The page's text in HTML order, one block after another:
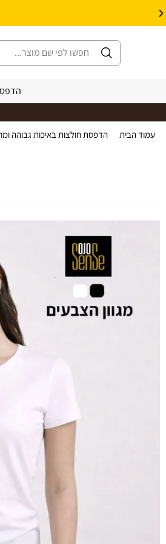
עמוד הבית הדפסת חולצות באיכות גבוהה